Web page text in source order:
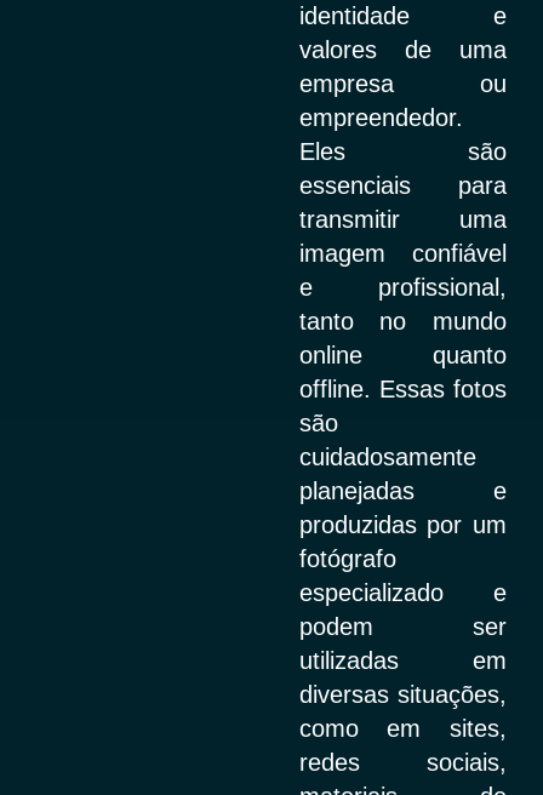
identidade e
valores de uma
empresa ou
empreendedor.
Eles são
essenciais para
transmitir uma
imagem confiável
e profissional,
tanto no mundo
online quanto
offline. Essas fotos
são
cuidadosamente
planejadas e
produzidas por um
fotógrafo
especializado e
podem ser
utilizadas em
diversas situações,
como em sites,
redes sociais,